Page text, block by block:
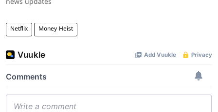
news updates
Netflix Money Heist